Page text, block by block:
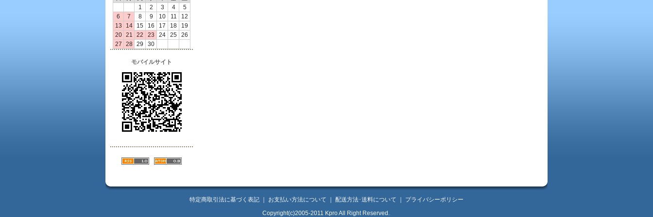
1
2 3 4
5
6
7 8 9 10 11
12
13
14 15 16 17 18
19
20
21 22 23 24 25
26
27
28 29 30
モバイルサイト
特定商取引法に基づく表記 お支払い方法について 配送方法･送料について
プライバシーポリシー
Copyright(c)2005-2011 Kpro All Right Reserved.